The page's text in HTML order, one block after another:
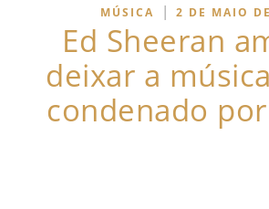
MÚSICA | 2 DE MAIO
Ed Sheeran
deixar a
condenado